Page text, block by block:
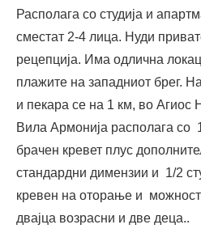
Располага со студија и
сместат 2-4 лица. Нуди
рецепција. Има одлична
плажите на западниот брег.
и пекара се на 1 км, во Агиос
Вила Армонија располага со
брачен кревет плус
стандардни димензии и 1/2
кревен на оторање и
двајца возрасни и две деца..